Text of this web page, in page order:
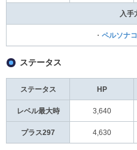
入手
・ ペルソナ
ステータス
ステータス HP
レベル最大時 3,640
プラス297 4,630